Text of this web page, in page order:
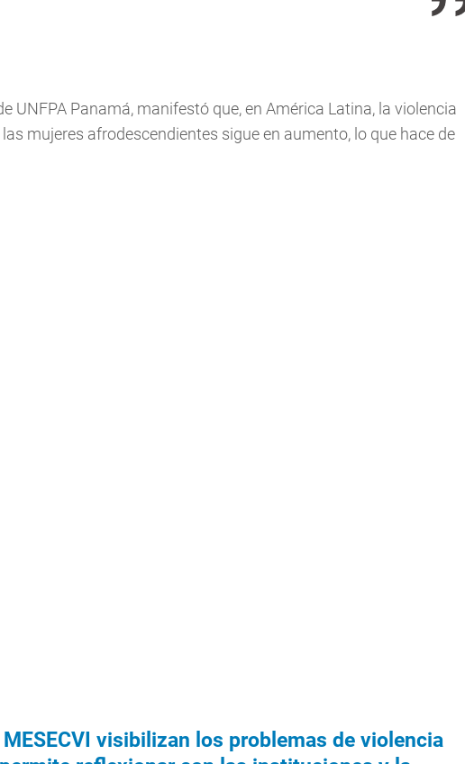
UNFPA Panamá, manifestó que, en América Latina, la violencia
mujeres afrodescendientes sigue en aumento, lo que hace de
visibilizan los problemas de violencia